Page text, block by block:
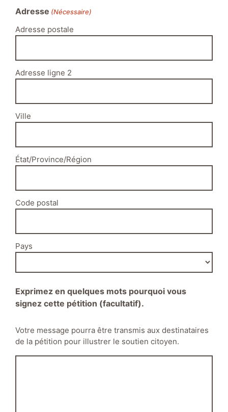
Adresse (Nécessaire)
Adresse postale
Adresse ligne 2
Ville
État/Province/Région
Code postal
Pays
Exprimez en quelques mots pourquoi vous
signez cette pétition (facultatif).
Votre message pourra être transmis aux destinataires
de la pétition pour illustrer le soutien citoyen.